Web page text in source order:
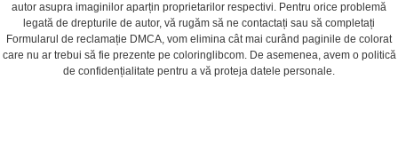
autor asupra imaginilor aparțin proprietarilor respectivi. Pentru orice problemă
legată de drepturile de autor, vă rugăm să ne contactați sau să completați
Formularul de reclamație DMCA, vom elimina cât mai curând paginile de colorat
care nu ar trebui să fie prezente pe coloringlibcom. De asemenea, avem o politică
de confidențialitate pentru a vă proteja datele personale.